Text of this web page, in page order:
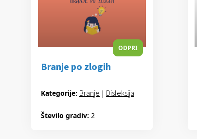
Branje po zlogih
Kategorije: Branje | Disleksija
Število gradiv: 2
ODPRI